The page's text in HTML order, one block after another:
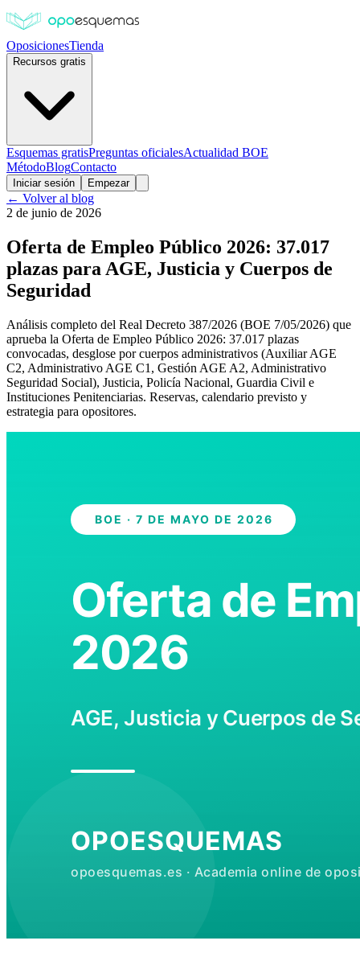
OposicionesTienda
Recursos gratis
Esquemas gratisPreguntas oficialesActualidad BOE
MétodoBlogContacto
Iniciar sesión Empezar
← Volver al blog
2 de junio de 2026
Oferta de Empleo Público 2026: 37.017
plazas para AGE, Justicia y Cuerpos de
Seguridad
Análisis completo del Real Decreto 387/2026 (BOE 7/05/2026) que
aprueba la Oferta de Empleo Público 2026: 37.017 plazas
convocadas, desglose por cuerpos administrativos (Auxiliar AGE
C2, Administrativo AGE C1, Gestión AGE A2, Administrativo
Seguridad Social), Justicia, Policía Nacional, Guardia Civil e
Instituciones Penitenciarias. Reservas, calendario previsto y
estrategia para opositores.